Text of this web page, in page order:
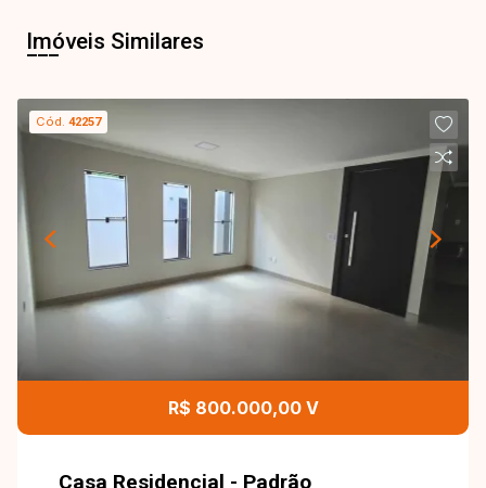
Imóveis Similares
Cód.42257
R$ 800.000,00 V
Casa Residencial - Padrão